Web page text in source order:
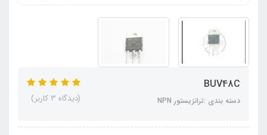
BUV48C
دسته بندی :ترانزیستور NPN (دیدگاه 3 کاربر)